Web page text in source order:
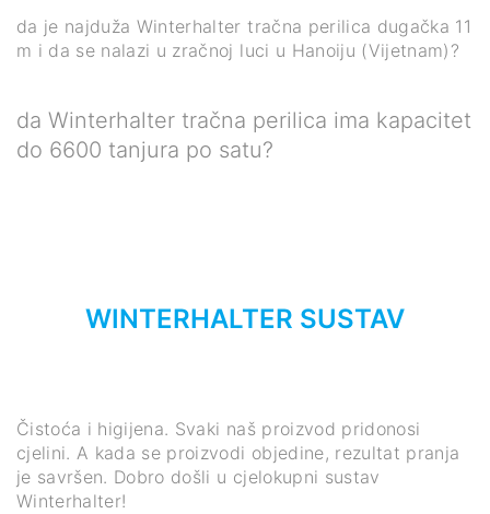
da je najduža Winterhalter tračna perilica dugačka 11
m i da se nalazi u zračnoj luci u Hanoiju (Vijetnam)?
da Winterhalter tračna perilica ima kapacitet
do 6600 tanjura po satu?
WINTERHALTER SUSTAV
Čistoća i higijena. Svaki naš proizvod pridonosi
cjelini. A kada se proizvodi objedine, rezultat pranja
je savršen. Dobro došli u cjelokupni sustav
Winterhalter!